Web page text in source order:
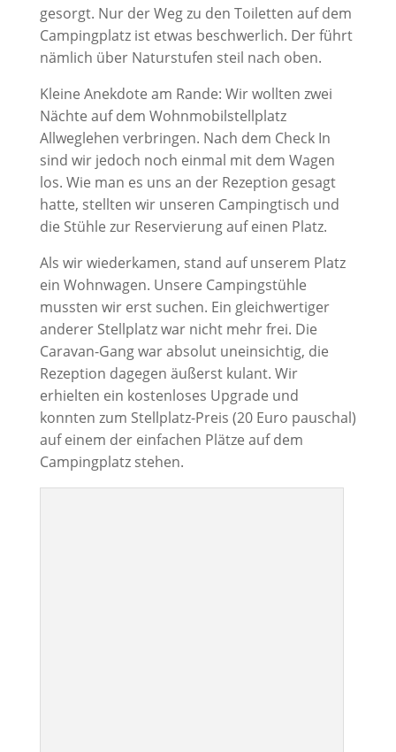
gesorgt. Nur der Weg zu den Toiletten auf dem
Campingplatz ist etwas beschwerlich. Der führt
nämlich über Naturstufen steil nach oben.
Kleine Anekdote am Rande: Wir wollten zwei
Nächte auf dem Wohnmobilstellplatz
Allweglehen verbringen. Nach dem Check In
sind wir jedoch noch einmal mit dem Wagen
los. Wie man es uns an der Rezeption gesagt
hatte, stellten wir unseren Campingtisch und
die Stühle zur Reservierung auf einen Platz.
Als wir wiederkamen, stand auf unserem Platz
ein Wohnwagen. Unsere Campingstühle
mussten wir erst suchen. Ein gleichwertiger
anderer Stellplatz war nicht mehr frei. Die
Caravan-Gang war absolut uneinsichtig, die
Rezeption dagegen äußerst kulant. Wir
erhielten ein kostenloses Upgrade und
konnten zum Stellplatz-Preis (20 Euro pauschal)
auf einem der einfachen Plätze auf dem
Campingplatz stehen.